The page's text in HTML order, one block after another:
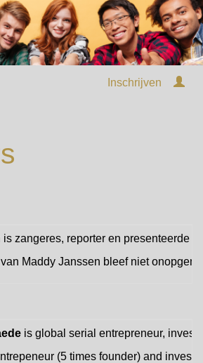
Inschrijven
is zangeres, reporter en presenteerde
Maddy Janssen bleef niet
is global serial entrepreneur,
(5 times founder) and